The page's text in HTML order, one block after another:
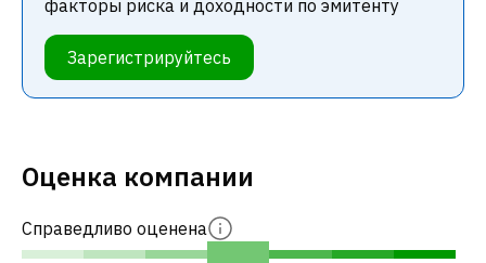
факторы риска и доходности по эмитенту
Зарегистрируйтесь
Оценка компании
Справедливо оценена